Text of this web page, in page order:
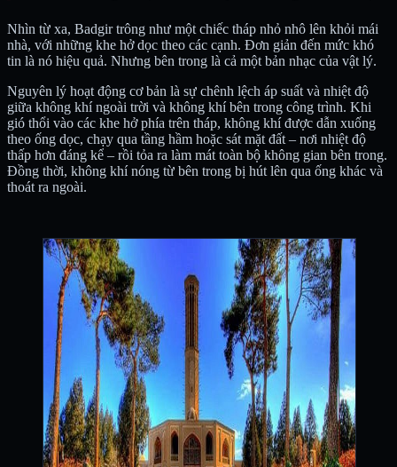
Nhìn từ xa, Badgir trông như một chiếc tháp nhỏ nhô lên khỏi mái
nhà, với những khe hở dọc theo các cạnh. Đơn giản đến mức khó
tin là nó hiệu quả. Nhưng bên trong là cả một bản nhạc của vật lý.
Nguyên lý hoạt động cơ bản là sự chênh lệch áp suất và nhiệt độ
giữa không khí ngoài trời và không khí bên trong công trình. Khi
gió thổi vào các khe hở phía trên tháp, không khí được dẫn xuống
theo ống dọc, chạy qua tầng hầm hoặc sát mặt đất – nơi nhiệt độ
thấp hơn đáng kể – rồi tỏa ra làm mát toàn bộ không gian bên trong.
Đồng thời, không khí nóng từ bên trong bị hút lên qua ống khác và
thoát ra ngoài.